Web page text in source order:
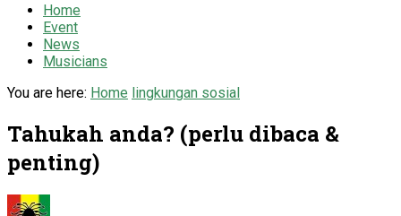
Home
Event
News
Musicians
You are here: Home lingkungan sosial
Tahukah anda? (perlu dibaca &
penting)